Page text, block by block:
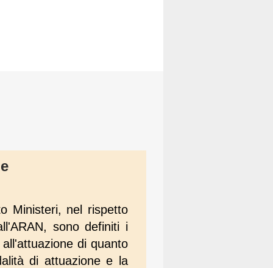
Ministeri, nel rispetto
sono definiti i
di quanto
di attuazione e la